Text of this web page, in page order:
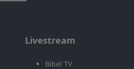
Livestream
Bibel TV